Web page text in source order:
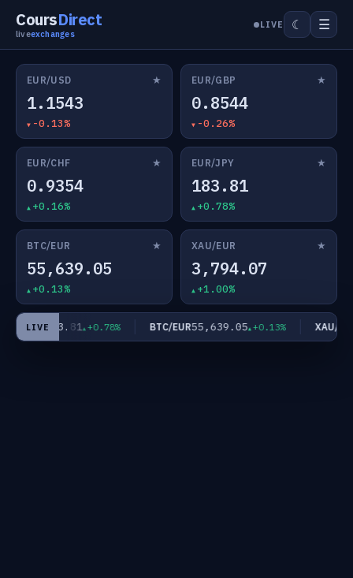
CoursDirect
liveexchanges
LIVE ☾ ☰
EUR/USD ★
1.1543
-0.13%
EUR/GBP ★
0.8544
-0.26%
EUR/CHF ★
0.9354
+0.16%
EUR/JPY ★
183.81
+0.78%
BTC/EUR ★
55,639.05
+0.13%
XAU/EUR ★
3,794.07
+1.00%
LIVE
JPY183.81 +0.78% BTC/EUR55,639.05 +0.13% XAU/EUR